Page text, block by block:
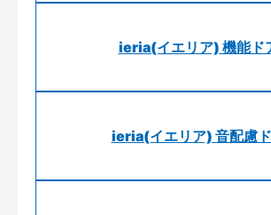
ieria(イエリア) 機能ド
ieria(イエリア) 音配慮